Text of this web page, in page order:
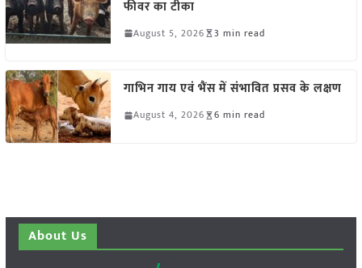
फीवर का टीका
August 5, 2026 3 min read
गाभिन गाय एवं भैंस में संभावित प्रसव के लक्षण
August 4, 2026 6 min read
About Us